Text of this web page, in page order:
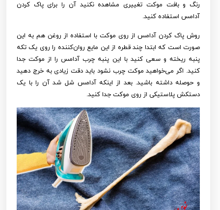
رنگ و بافت موکت تغییری مشاهده نکنید آن را برای پاک کردن
آدامس استفاده کنید.
روش پاک کردن آدامس از روی موکت با استفاده از روغن هم به این
صورت است که ابتدا چند قطره از این مایع روان‌کننده را روی یک تکه
پنبه ریخته و سعی کنید با این پنبه چرب آدامس را از موکت جدا
کنید. اگر می‌خواهید موکت چرب نشود باید دقت زیادی به خرج دهید
و حوصله داشته باشید. بعد از اینکه آدامس شل شد آن را با یک
دستکش پلاستیکی از روی موکت جدا کنید.